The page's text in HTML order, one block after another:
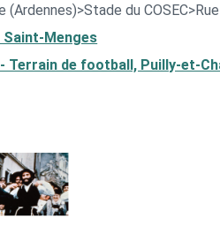
du
Saint-Menges
Terrain de football, Puilly-et-